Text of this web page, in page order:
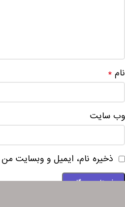
نام *
وب‌ سایت
ذخیره نام، ایمیل و وبسایت من